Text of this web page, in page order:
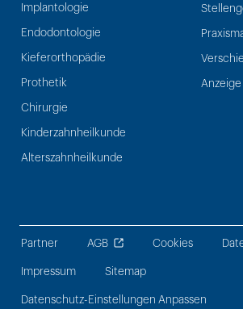
Implantologie
Endodontologie
Kieferorthopädie
Prothetik
Chirurgie
Kinderzahnheilkunde
Alterszahnheilkunde
Partner AGB Cookies
Impressum Sitemap
Datenschutz-Einstellungen Anpassen